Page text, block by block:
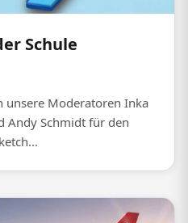
Schule
unsere Moderatoren Inka
Andy Schmidt für den